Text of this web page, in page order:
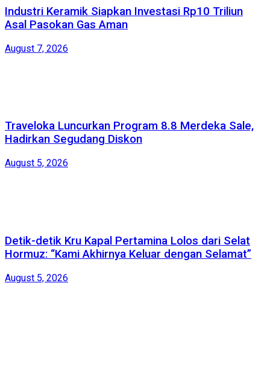
Industri Keramik Siapkan Investasi Rp10 Triliun
Asal Pasokan Gas Aman
August 7, 2026
Traveloka Luncurkan Program 8.8 Merdeka Sale,
Hadirkan Segudang Diskon
August 5, 2026
Detik-detik Kru Kapal Pertamina Lolos dari Selat
Hormuz: “Kami Akhirnya Keluar dengan Selamat”
August 5, 2026